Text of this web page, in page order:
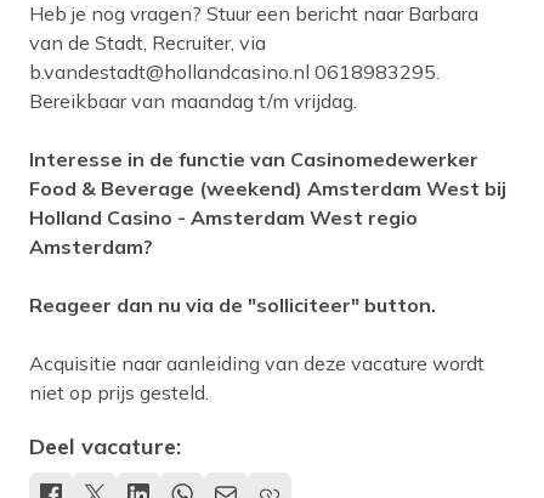
Heb je nog vragen? Stuur een bericht naar Barbara
van de Stadt, Recruiter, via
b.vandestadt@hollandcasino.nl 0618983295.
Bereikbaar van maandag t/m vrijdag.
Interesse in de functie van Casinomedewerker
Food & Beverage (weekend) Amsterdam West bij
Holland Casino - Amsterdam West regio
Amsterdam?
Reageer dan nu via de "solliciteer" button.
Acquisitie naar aanleiding van deze vacature wordt
niet op prijs gesteld.
Deel vacature: